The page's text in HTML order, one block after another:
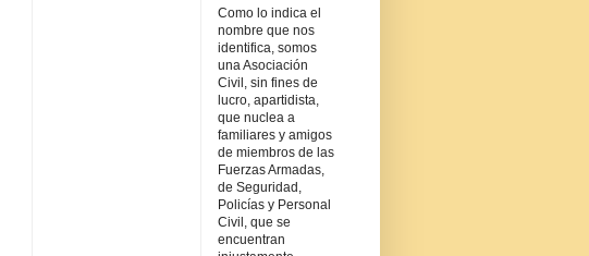
Como lo indica el
nombre que nos
identifica, somos
una Asociación
Civil, sin fines de
lucro, apartidista,
que nuclea a
familiares y amigos
de miembros de las
Fuerzas Armadas,
de Seguridad,
Policías y Personal
Civil, que se
encuentran